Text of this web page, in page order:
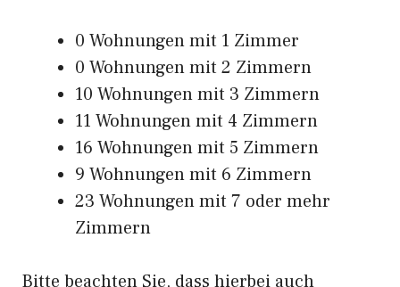
0 Wohnungen mit 1 Zimmer
0 Wohnungen mit 2 Zimmern
10 Wohnungen mit 3 Zimmern
11 Wohnungen mit 4 Zimmern
16 Wohnungen mit 5 Zimmern
9 Wohnungen mit 6 Zimmern
23 Wohnungen mit 7 oder mehr
Zimmern
Bitte beachten Sie, dass hierbei auch